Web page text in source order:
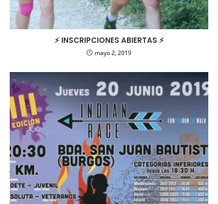
⚡️ INSCRIPCIONES ABIERTAS ⚡️
mayo 2, 2019